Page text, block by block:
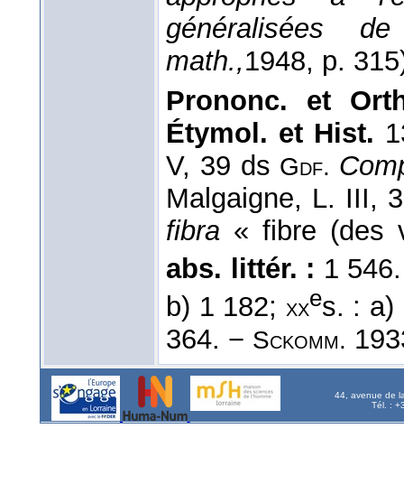
généralisées
math.,1948, p.
Prononc. et
Étymol. et Hist.
V, 39 ds Gdf.
Malgaigne, L. III,
fibra « fibre (des
abs. littér. : 1
b) 1 182; xxes. : a)
364. − Sckomm.
44, avenue de
Tél. :